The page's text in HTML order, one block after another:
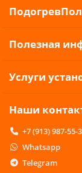
Полезная
Услуги
Наши
+7 (913) 987-55-
Whatsapp
Telegram